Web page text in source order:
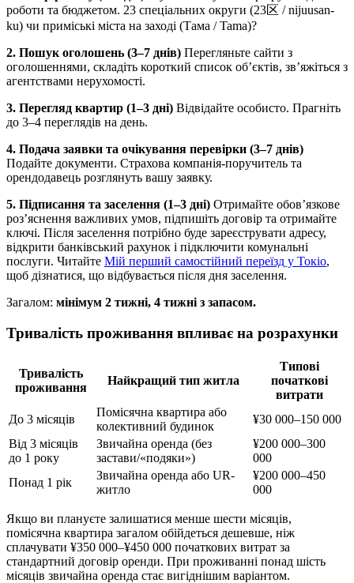
роботи та бюджетом. 23 спеціальних округи (23区 / nijuusan-
ku) чи приміські міста на заході (Тама / Tama)?
2. Пошук оголошень (3–7 днів) Перегляньте сайти з
оголошеннями, складіть короткий список об’єктів, зв’яжіться з
агентствами нерухомості.
3. Перегляд квартир (1–3 дні) Відвідайте особисто. Прагніть
до 3–4 переглядів на день.
4. Подача заявки та очікування перевірки (3–7 днів)
Подайте документи. Страхова компанія-поручитель та
орендодавець розглянуть вашу заявку.
5. Підписання та заселення (1–3 дні) Отримайте обов’язкове
роз’яснення важливих умов, підпишіть договір та отримайте
ключі. Після заселення потрібно буде зареєструвати адресу,
відкрити банківський рахунок і підключити комунальні
послуги. Читайте Мій перший самостійний переїзд у Токіо,
щоб дізнатися, що відбувається після дня заселення.
Загалом: мінімум 2 тижні, 4 тижні з запасом.
Тривалість проживання впливає на розрахунки
Тривалість
проживання
Найкращий тип житла
Типові
початкові
витрати
До 3 місяців
Помісячна квартира або
колективний будинок
¥30 000–150 000
Від 3 місяців
до 1 року
Звичайна оренда (без
застави/«подяки»)
¥200 000–300
000
Понад 1 рік
Звичайна оренда або UR-
житло
¥200 000–450
000
Якщо ви плануєте залишатися менше шести місяців,
помісячна квартира загалом обійдеться дешевше, ніж
сплачувати ¥350 000–¥450 000 початкових витрат за
стандартний договір оренди. При проживанні понад шість
місяців звичайна оренда стає вигіднішим варіантом.